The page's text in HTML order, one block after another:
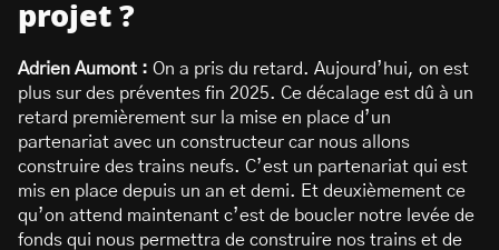
projet ?
Adrien Aumont : On a pris du retard. Aujourd’hui, on est
plus sur des préventes fin 2025. Ce décalage est dû à un
retard premièrement sur la mise en place d’un
partenariat avec un constructeur car nous allons
construire des trains neufs. C’est un partenariat qui est
mis en place depuis un an et demi. Et deuxièmement ce
qu’on attend maintenant c’est de boucler notre levée de
fonds qui nous permettra de construire nos trains et de